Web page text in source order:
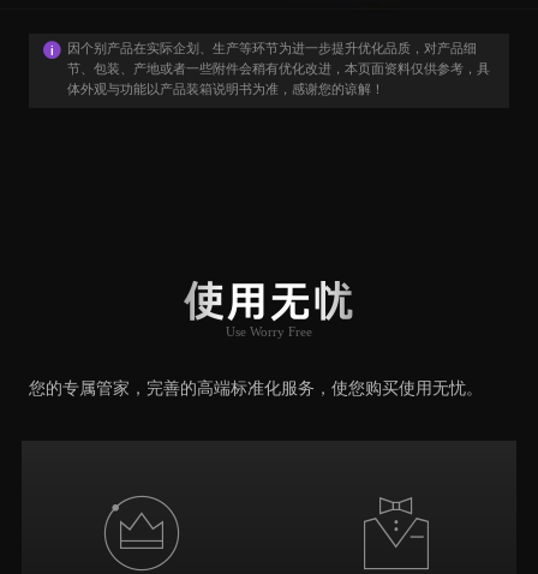
因个别产品在实际企划、生产等环节为进一步提升优化品质，对产品细
节、包装、产地或者一些附件会稍有优化改进，本页面资料仅供参考，具
体外观与功能以产品装箱说明书为准，感谢您的谅解！
使用无忧
Use Worry Free
您的专属管家，完善的高端标准化服务，使您购买使用无忧。